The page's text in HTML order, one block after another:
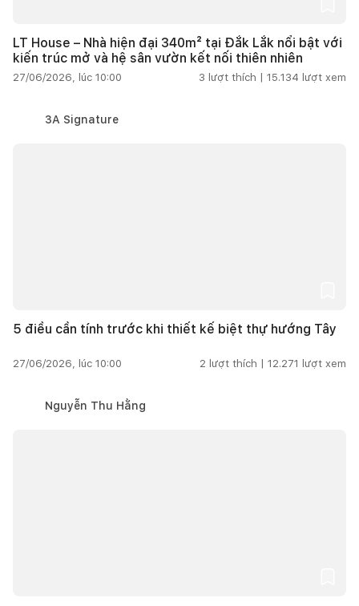
LT House – Nhà hiện đại 340m² tại Đắk Lắk nổi bật với
kiến trúc mở và hệ sân vườn kết nối thiên nhiên
27/06/2026, lúc 10:00 3 lượt thích | 15.134 lượt xem
3A Signature
5 điều cần tính trước khi thiết kế biệt thự hướng Tây
27/06/2026, lúc 10:00 2 lượt thích | 12.271 lượt xem
Nguyễn Thu Hằng